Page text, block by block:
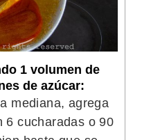
1 volumen de
de azúcar:
mediana, agrega
cucharadas o 90